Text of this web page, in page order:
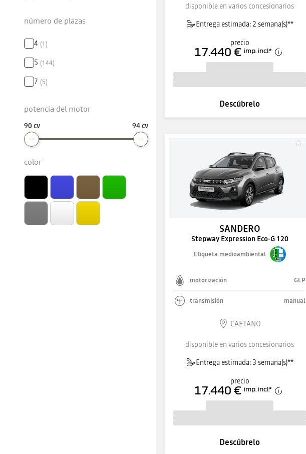
número de plazas
4 (1 )
5 (144)
7 (5)
potencia del motor
90 cv 94 cv
color
disponible en varios concesionarios
Entrega estimada: 2 semana(s)**
precio
17.440 € imp. incl.*
Descúbrelo
SANDERO
Stepway Expression Eco-G 120
Etiqueta medioambiental
motorización GLP
transmisión manual
CAETANO
disponible en varios concesionarios
Entrega estimada: 3 semana(s)**
precio
17.440 € imp. incl.*
Descúbrelo